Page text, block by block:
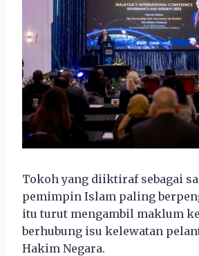
Tokoh yang diiktiraf sebagai
pemimpin Islam paling
itu turut mengambil maklum
berhubung isu kelewatan
Hakim Negara.